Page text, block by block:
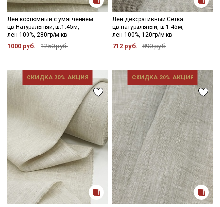
Лен костюмный с умягчением
цв.Натуральный, ш.1.45м,
лен-100%, 280гр/м.кв
1000 руб. 1250 руб.
Лен декоративный Сетка
цв.натуральный, ш.1.45м,
лен-100%, 120гр/м.кв
712 руб. 890 руб.
СКИДКА 20% АКЦИЯ СКИДКА 20% АКЦИЯ